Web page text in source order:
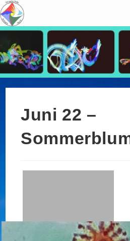
Zum
Inhalt
springen
Juni 22 –
Juni 22 –